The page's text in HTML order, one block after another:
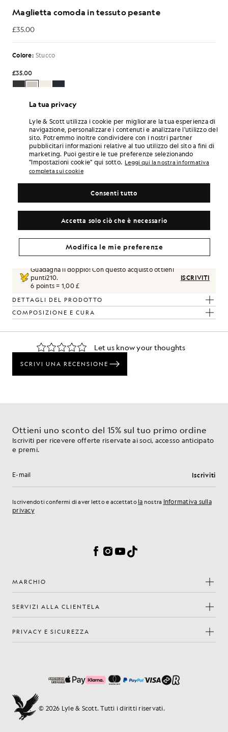
Maglietta comoda in tessuto pesante
£35.00
£35.00
Colore: Stucco
£35.00
Seleziona La Taglia:
7/8 Y
8/9 Y 9/10 Y 10/11 Y 12/13 Y 14/15 Y
15/16 Y
Vestibilità comoda. Questo capo ha una linea
morbida
Paga11.67in rate mensili da 3
Consegna gratuita per ordini superiori a 70 £
Consegna a domicilio e punti di ritiro. Resi e cambi gratuiti.
Guadagna il doppio! Con questo acquisto ottieni
punti210.
6 points = 1,00 £
ISCRIVITI
DETTAGLI DEL PRODOTTO
COMPOSIZIONE E CURA
tuo look
per dare un tocco di classe al tuo guardaroba.
Ottieni uno sconto del 15% sul tuo primo ordine
Iscriviti per ricevere offerte riservate ai soci, accesso anticipato
e premi.
Indirizzo e-mail Iscriviti
Iscrivendoti confermi di aver letto e accettato la nostra Informativa sulla
privacy
Facebook
Instagram
YouTube
TikTok
MARCHIO
SERVIZI ALLA CLIENTELA
PRIVACY E SICUREZZA
© 2026 Lyle & Scott. Tutti i diritti riservati.
La tua privacy
Lyle & Scott utilizza i cookie per migliorare la tua esperienza di
navigazione, personalizzare i contenuti e analizzare l'utilizzo del
sito. Potremmo inoltre condividere con i nostri partner
pubblicitari informazioni relative al tuo utilizzo del sito a fini di
marketing. Puoi gestire le tue preferenze selezionando
"Impostazioni cookie" qui sotto. Leggi qui la nostra informativa
completa sui cookie
Accetta solo ciò che è necessario
Consenti tutto
Modifica le mie preferenze